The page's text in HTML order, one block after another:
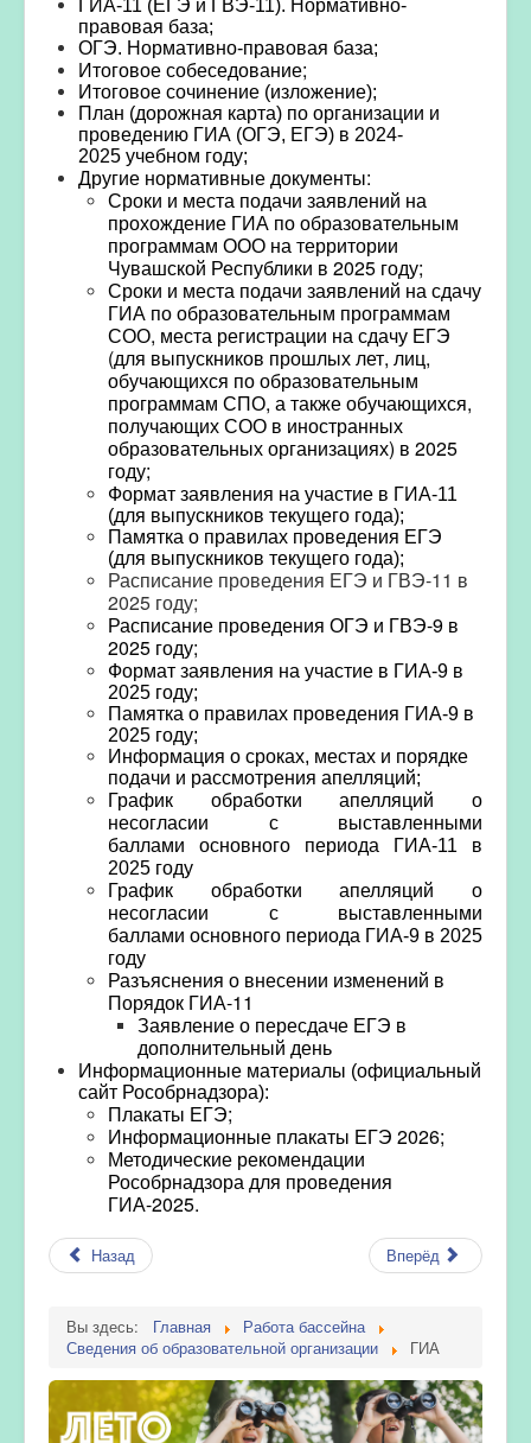
ГИА-11 (ЕГЭ и ГВЭ-11). Нормативно-
правовая база;
ОГЭ. Нормативно-правовая база;
Итоговое собеседование;
Итоговое сочинение (изложение);
План (дорожная карта) по организации и
проведению ГИА (ОГЭ, ЕГЭ) в 2024-
2025 учебном году;
Другие нормативные документы:
Сроки и места подачи заявлений на
прохождение ГИА по образовательным
программам ООО на территории
Чувашской Республики в 2025 году;
Сроки и места подачи заявлений на сдачу
ГИА по образовательным программам
СОО, места регистрации на сдачу ЕГЭ
(для выпускников прошлых лет, лиц,
обучающихся по образовательным
программам СПО, а также обучающихся,
получающих СОО в иностранных
образовательных организациях) в 2025
году;
Формат заявления на участие в ГИА-11
(для выпускников текущего года);
Памятка о правилах проведения ЕГЭ
(для выпускников текущего года);
Расписание проведения ЕГЭ и ГВЭ-11 в
2025 году;
Расписание проведения ОГЭ и ГВЭ-9 в
2025 году;
Формат заявления на участие в ГИА-9 в
2025 году;
Памятка о правилах проведения ГИА-9 в
2025 году;
Информация о сроках, местах и порядке
подачи и рассмотрения апелляций;
График обработки апелляций о
несогласии с выставленными
баллами основного периода ГИА-11 в
2025 году
График обработки апелляций о
несогласии с выставленными
баллами основного периода ГИА-9 в 2025
году
Разъяснения о внесении изменений в
Порядок ГИА-11
Заявление о пересдаче ЕГЭ в
дополнительный день
Информационные материалы (официальный
сайт Рособрнадзора):
Плакаты ЕГЭ;
Информационные плакаты ЕГЭ 2026;
Методические рекомендации
Рособрнадзора для проведения
ГИА-2025.
Назад Вперёд
Вы здесь: Главная
Работа бассейна
Сведения об образовательной организации
ГИА